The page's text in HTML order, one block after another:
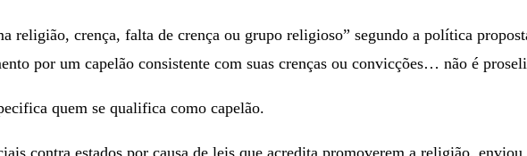
religião, crença, falta de crença ou grupo religioso” segundo a política
por um capelão consistente com suas crenças ou convicções… não é
quem se qualifica como capelão.
contra estados por causa de leis que acredita promoverem a religião,